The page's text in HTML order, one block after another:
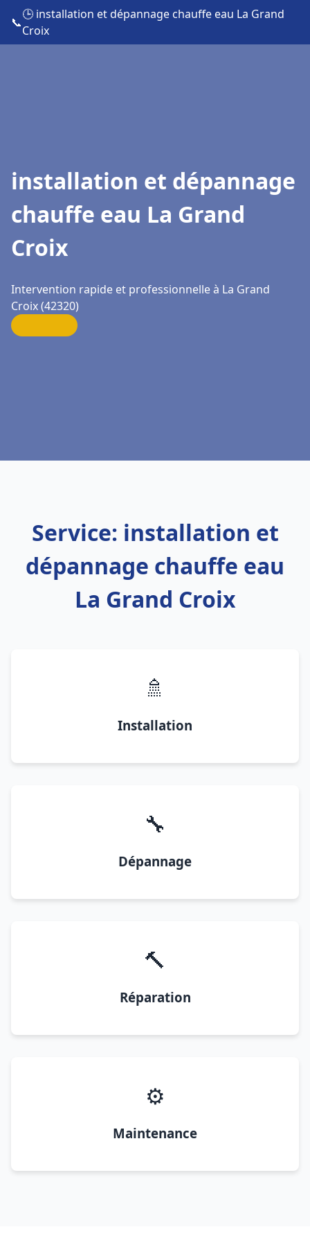
📞
🕒 installation et dépannage chauffe eau La Grand
Croix
installation et dépannage
chauffe eau La Grand
Croix
Intervention rapide et professionnelle à La Grand
Croix (42320)
Service: installation et
dépannage chauffe eau
La Grand Croix
🚿
Installation
🔧
Dépannage
🔨
Réparation
⚙️
Maintenance